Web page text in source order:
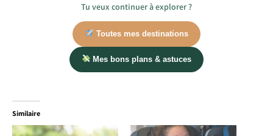
Tu veux continuer à explorer ?
Toutes mes destinations
Mes bons plans & astuces
Similaire